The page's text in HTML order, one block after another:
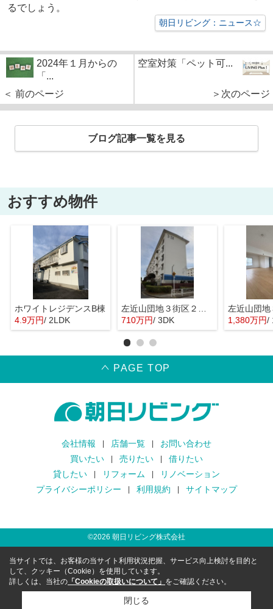
るでしょう。
朝日リビング：ニュース☆
2024年１月からの
「...
＜ 前のページ
空室対策「ペット可...
＞次のページ
ブログ記事一覧を見る
おすすめ物件
ホワイトレジデンスB棟
4.9万円/ 2LDK
710万円/ 3DK
左近山団
1,380万円/
PAGE TOP
会社情報 店舗一覧
お問い合わせ
買いたい
売りたい
借りたい
貸したい
リフォーム
リノベーション
プライバシーポリシー
利用規約 サイトマップ
©2026 朝日リビング株式会社
当サイトでは、お客様の当サイト利用状況把握、サービス向上検討を目的と
して、クッキー（Cookie）を使用しています。
詳しくは、当社の 「Cookieの取扱いについて」 をご確認ください。
閉じる